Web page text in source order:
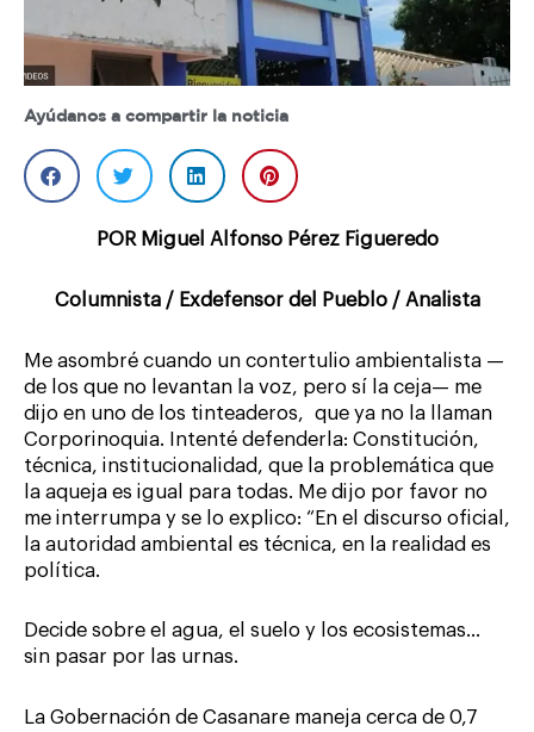
Ayúdanos a compartir la noticia
POR Miguel Alfonso Pérez Figueredo
Columnista / Exdefensor del Pueblo / Analista
Me asombré cuando un contertulio ambientalista —
de los que no levantan la voz, pero sí la ceja— me
dijo en uno de los tinteaderos, que ya no la llaman
Corporinoquia. Intenté defenderla: Constitución,
técnica, institucionalidad, que la problemática que
la aqueja es igual para todas. Me dijo por favor no
me interrumpa y se lo explico: “En el discurso oficial,
la autoridad ambiental es técnica, en la realidad es
política.
Decide sobre el agua, el suelo y los ecosistemas…
sin pasar por las urnas.
La Gobernación de Casanare maneja cerca de 0,7